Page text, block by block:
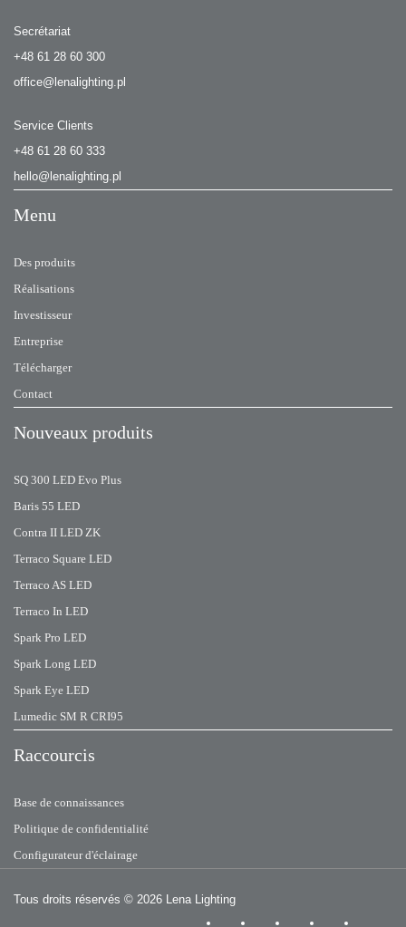
Secrétariat
+48 61 28 60 300
office@lenalighting.pl
Service Clients
+48 61 28 60 333
hello@lenalighting.pl
Menu
Des produits
Réalisations
Investisseur
Entreprise
Télécharger
Contact
Nouveaux produits
SQ 300 LED Evo Plus
Baris 55 LED
Contra II LED ZK
Terraco Square LED
Terraco AS LED
Terraco In LED
Spark Pro LED
Spark Long LED
Spark Eye LED
Lumedic SM R CRI95
Raccourcis
Base de connaissances
Politique de confidentialité
Configurateur d'éclairage
Tous droits réservés © 2026 Lena Lighting